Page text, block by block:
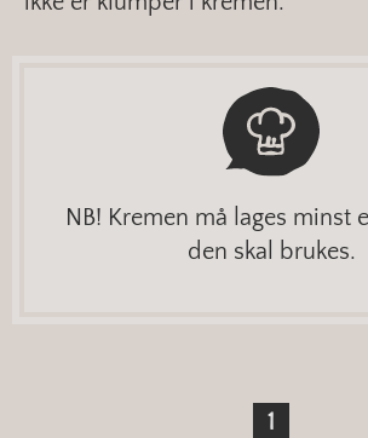
NB! Kremen må lages minst
den skal brukes.